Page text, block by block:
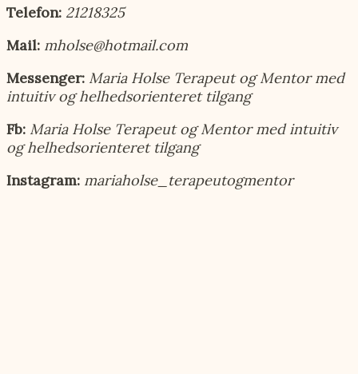
Telefon: 21218325
Mail: mholse@hotmail.com
Messenger: Maria Holse Terapeut og Mentor med
intuitiv og helhedsorienteret tilgang
Fb: Maria Holse Terapeut og Mentor med intuitiv
og helhedsorienteret tilgang
Instagram: mariaholse_terapeutogmentor